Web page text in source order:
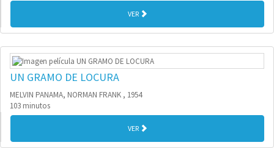
VER
UN GRAMO DE LOCURA
MELVIN PANAMA, NORMAN FRANK , 1954
103 minutos
VER